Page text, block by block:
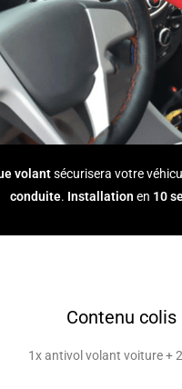
volantsécurisera votre
conduite. Installation en 10
Contenu colis
1x antivol volant voiture +